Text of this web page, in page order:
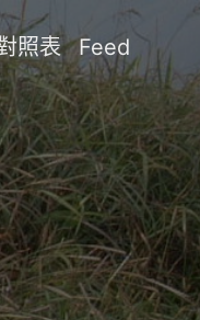
照表 Feed